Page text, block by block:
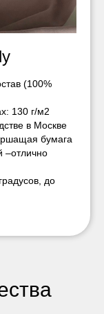
(100%
130 г/м2
в Москве
бумага
–отлично
до